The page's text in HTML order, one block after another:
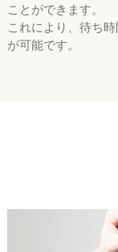
ことができます。
これにより、待ち
が可能です。